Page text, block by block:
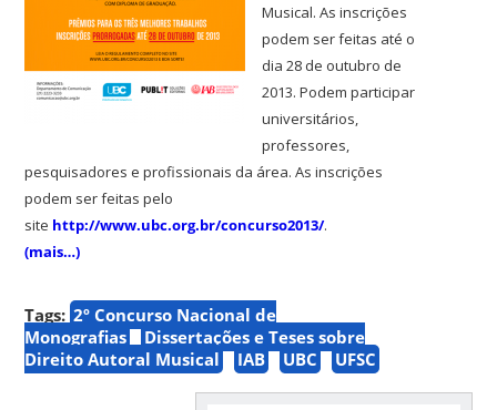
Musical. As inscrições
podem ser feitas até o
dia 28 de outubro de
2013.Podem participar
universitários,
professores,
pesquisadores e profissionais da área.As inscrições
podem ser feitas pelo
site http://www.ubc.org.br/concurso2013/.
(mais…)
Tags: 2º Concurso Nacional de
Monografias
Dissertações e Teses sobre
Direito Autoral Musical
IAB UBC UFSC